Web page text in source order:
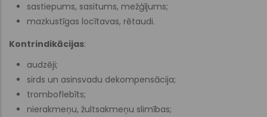
sastiepums, sasitums, mežģījums;
mazkustīgas locītavas, rētaudi.
Kontrindikācijas:
audzēji;
sirds un asinsvadu dekompensācija;
tromboflebīts;
nierakmeņu, žultsakmeņu slimības;